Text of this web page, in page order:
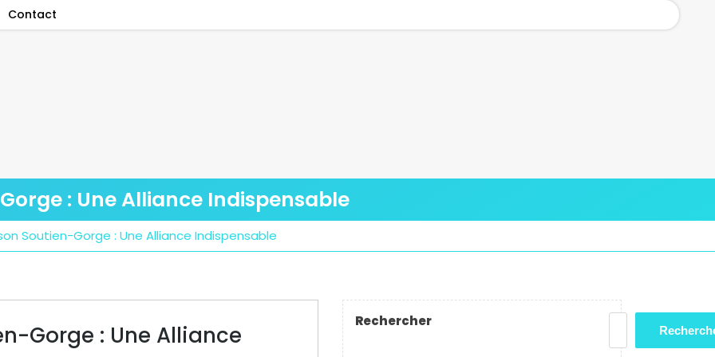
Contact
: Une Alliance Indispensable
Soutien-Gorge : Une Alliance Indispensable
Gorge : Une Alliance
Rechercher